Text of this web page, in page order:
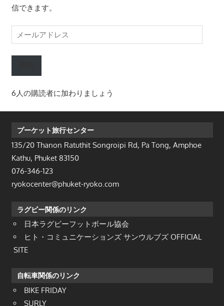
信できます。
ー
ル
レ
ス
6人の購読者に加わりましょう
プーケット旅行センター
135/20 Thanon Ratuthit Songroipi Rd, Pa Tong, Amphoe
Kathu, Phuket 83150
076-346-123
ryokocenter@phuket-ryoko.com
ラグビー関係のリンク
日本ラグビーフットボール協会
ヒト・コミュニケーションズ サンウルブズ OFFICIAL
SITE
自転車関係のリンク
BIKE FRIDAY
SURLY